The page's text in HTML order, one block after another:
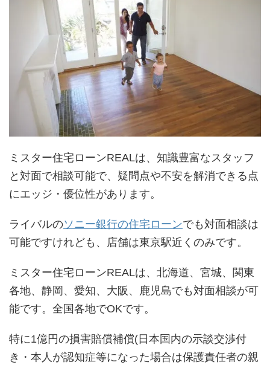
ミスター住宅ローンREALは、知識豊富なスタッフ
と対面で相談可能で、疑問点や不安を解消できる点
にエッジ・優位性があります。
ライバルのソニー銀行の住宅ローンでも対面相談は
可能ですけれども、店舗は東京駅近くのみです。
ミスター住宅ローンREALは、北海道、宮城、関東
各地、静岡、愛知、大阪、鹿児島でも対面相談が可
能です。全国各地でOKです。
特に1億円の損害賠償補償(日本国内の示談交渉付
き・本人が認知症等になった場合は保護責任者の親